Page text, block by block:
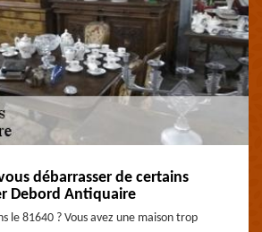
débarrasser de certains
Debord Antiquaire
le 81640 ? Vous avez une maison trop